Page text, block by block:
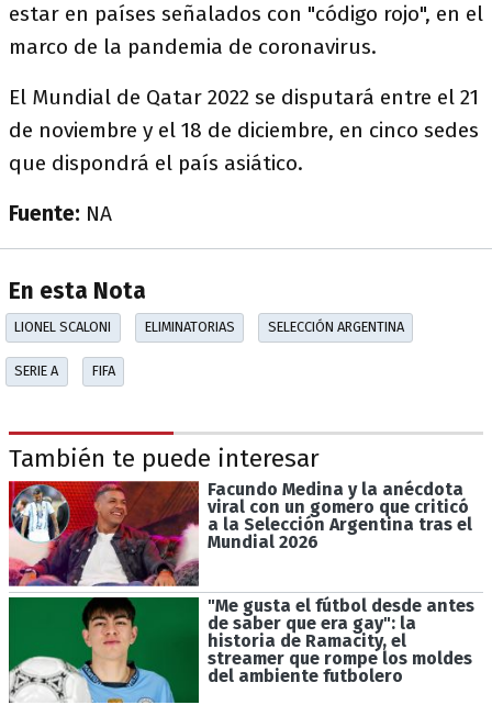
estar en países señalados con "código rojo", en el
marco de la pandemia de coronavirus.
El Mundial de Qatar 2022 se disputará entre el 21
de noviembre y el 18 de diciembre, en cinco sedes
que dispondrá el país asiático.
Fuente: NA
En esta Nota
LIONEL SCALONI ELIMINATORIAS SELECCIÓN ARGENTINA
SERIE A FIFA
También te puede interesar
Facundo Medina y la anécdota
viral con un gomero que criticó
a la Selección Argentina tras el
Mundial 2026
"Me gusta el fútbol desde antes
de saber que era gay": la
historia de Ramacity, el
streamer que rompe los moldes
del ambiente futbolero